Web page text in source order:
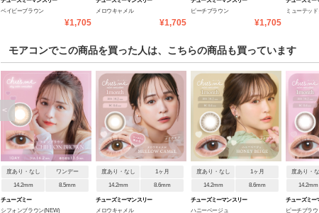
ベイビーブラウン
¥1,705
メロウキャメル
¥1,705
ピーチブラウン
¥1,705
ミューテッ
モアコンでこの商品を買った人は、こちらの商品も買っています
度あり・なし ワンデー
14.2mm 8.5mm
チューズミー
シフォンブラウン(NEW)
度あり・なし 1ヶ月
14.2mm 8.6mm
チューズミーマンスリー
メロウキャメル
度あり・なし 1ヶ月
14.2mm 8.6mm
チューズミーマンスリー
ハニーベージュ
度あり・な
14.2mm
チューズミー
ピーチブラウ
<